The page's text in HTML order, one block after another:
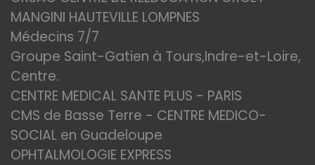
MANGINI HAUTEVILLE LOMPNES
Médecins 7/7
Groupe Saint-Gatien à Tours,Indre-et-Loire,
Centre.
CENTRE MEDICAL SANTE PLUS - PARIS
CMS de Basse Terre - CENTRE MEDICO-
SOCIAL en Guadeloupe
OPHTALMOLOGIE EXPRESS